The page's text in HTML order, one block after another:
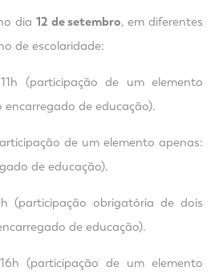
dia 12 de setembro, em diferentes
de escolaridade:
(participação de um elemento
de educação).
de um elemento apenas:
de educação).
(participação obrigatória de dois
de educação).
(participação de um elemento